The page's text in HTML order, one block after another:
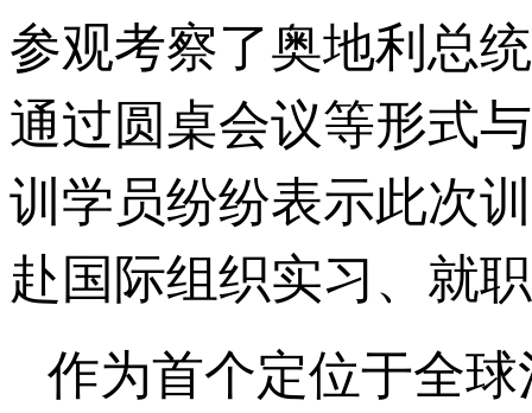
参观考察了奥地利总
通过圆桌会议等形式
训学员纷纷表示此次
赴国际组织实习、就
作为首个定位于全